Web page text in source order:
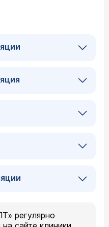
регулярно